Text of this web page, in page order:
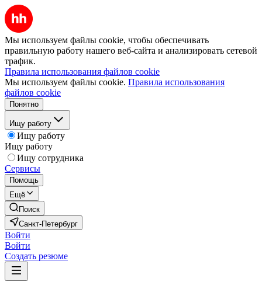
Мы используем файлы cookie, чтобы обеспечивать
правильную работу нашего веб-сайта и анализировать сетевой
трафик.
Правила использования файлов cookie
Мы используем файлы cookie. Правила использования
файлов cookie
Понятно
Ищу работу
Ищу работу
Ищу работу
Ищу сотрудника
Сервисы
Помощь
Ещё
Поиск
Санкт-Петербург
Войти
Войти
Создать резюме